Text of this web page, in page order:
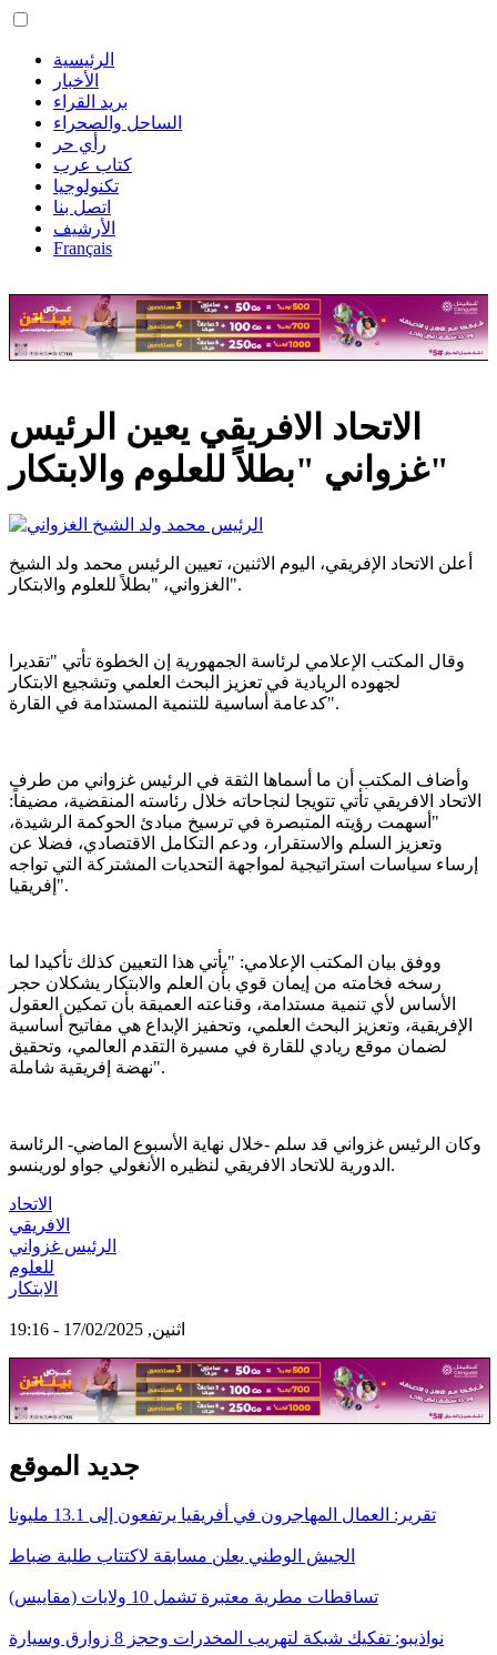
الرئيسية
الأخبار
بريد القراء
الساحل والصحراء
رأي حر
كتاب عرب
تكنولوجيا
اتصل بنا
الأرشيف
Français
الاتحاد الافريقي يعين الرئيس
غزواني "بطلاً للعلوم والابتكار"
أعلن الاتحاد الإفريقي، اليوم الاثنين، تعيين الرئيس محمد ولد الشيخ
الغزواني، "بطلاً للعلوم والابتكار".
وقال المكتب الإعلامي لرئاسة الجمهورية إن الخطوة تأتي "تقديرا
لجهوده الريادية في تعزيز البحث العلمي وتشجيع الابتكار
كدعامة أساسية للتنمية المستدامة في القارة".
وأضاف المكتب أن ما أسماها الثقة في الرئيس غزواني من طرف
الاتحاد الافريقي تأتي تتويجا لنجاحاته خلال رئاسته المنقضية، مضيفاً:
"أسهمت رؤيته المتبصرة في ترسيخ مبادئ الحوكمة الرشيدة،
وتعزيز السلم والاستقرار، ودعم التكامل الاقتصادي، فضلا عن
إرساء سياسات استراتيجية لمواجهة التحديات المشتركة التي تواجه
إفريقيا".
ووفق بيان المكتب الإعلامي: "يأتي هذا التعيين كذلك تأكيدا لما
رسخه فخامته من إيمان قوي بأن العلم والابتكار يشكلان حجر
الأساس لأي تنمية مستدامة، وقناعته العميقة بأن تمكين العقول
الإفريقية، وتعزيز البحث العلمي، وتحفيز الإبداع هي مفاتيح أساسية
لضمان موقع ريادي للقارة في مسيرة التقدم العالمي، وتحقيق
نهضة إفريقية شاملة".
وكان الرئيس غزواني قد سلم -خلال نهاية الأسبوع الماضي- الرئاسة
الدورية للاتحاد الافريقي لنظيره الأنغولي جواو لورينسو.
الاتحاد
الافريقي
الرئيس غزواني
للعلوم
الابتكار
اثنين, 17/02/2025 - 19:16
جديد الموقع
تقرير: العمال المهاجرون في أفريقيا يرتفعون إلى 13.1 مليونا
الجيش الوطني يعلن مسابقة لاكتتاب طلبة ضباط
تساقطات مطرية معتبرة تشمل 10 ولايات (مقاييس)
نواذيبو: تفكيك شبكة لتهريب المخدرات وحجز 8 زوارق وسيارة